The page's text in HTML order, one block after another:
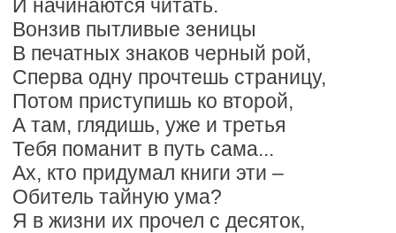
И начинаются читать.
Вонзив пытливые зеницы
В печатных знаков черный рой,
Сперва одну прочтешь страницу,
Потом приступишь ко второй,
А там, глядишь, уже и третья
Тебя поманит в путь сама...
Ах, кто придумал книги эти –
Обитель тайную ума?
Я в жизни их прочел с десяток,